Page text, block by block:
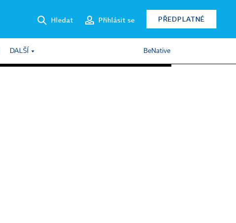
Hledat Přihlásit se PŘEDPLATNÉ
DALŠÍ BeNative